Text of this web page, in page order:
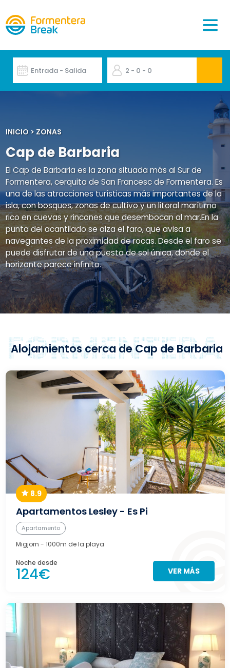
Entrada - Salida 2 - 0 - 0
INICIO> ZONAS
Cap de Barbaria
El Cap de Barbaria es la zona situada más al Sur de
Formentera, cerquita de San Francesc de Formentera. Es
una de las atracciones turísticas más importantes de la
isla, con bosques, zonas de cultivo y un litoral marítimo
rico en cuevas y rincones que desembocan al mar.En la
punta del acantilado se alza el faro, que avisa a
navegantes de la proximidad de rocas. Desde el faro se
puede disfrutar de una puesta de sol única, donde el
horizonte parece infinito.
Alojamientos cerca de Cap de Barbaria
8.9
Apartamentos Lesley - Es Pi
Apartamento
Migjorn - 1000m de la playa
Noche desde
124€ VER MÁS